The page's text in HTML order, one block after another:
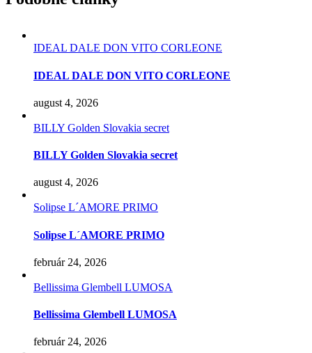
IDEAL DALE DON VITO CORLEONE
IDEAL DALE DON VITO CORLEONE
august 4, 2026
BILLY Golden Slovakia secret
BILLY Golden Slovakia secret
august 4, 2026
Solipse L´AMORE PRIMO
Solipse L´AMORE PRIMO
február 24, 2026
Bellissima Glembell LUMOSA
Bellissima Glembell LUMOSA
február 24, 2026